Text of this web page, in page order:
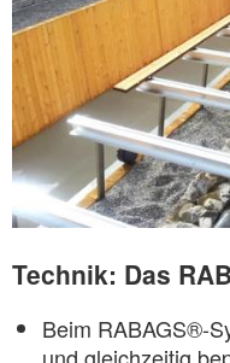
Technik: Das
Beim RABAGS®-